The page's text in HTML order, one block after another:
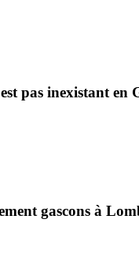
pas inexistant en
gascons à